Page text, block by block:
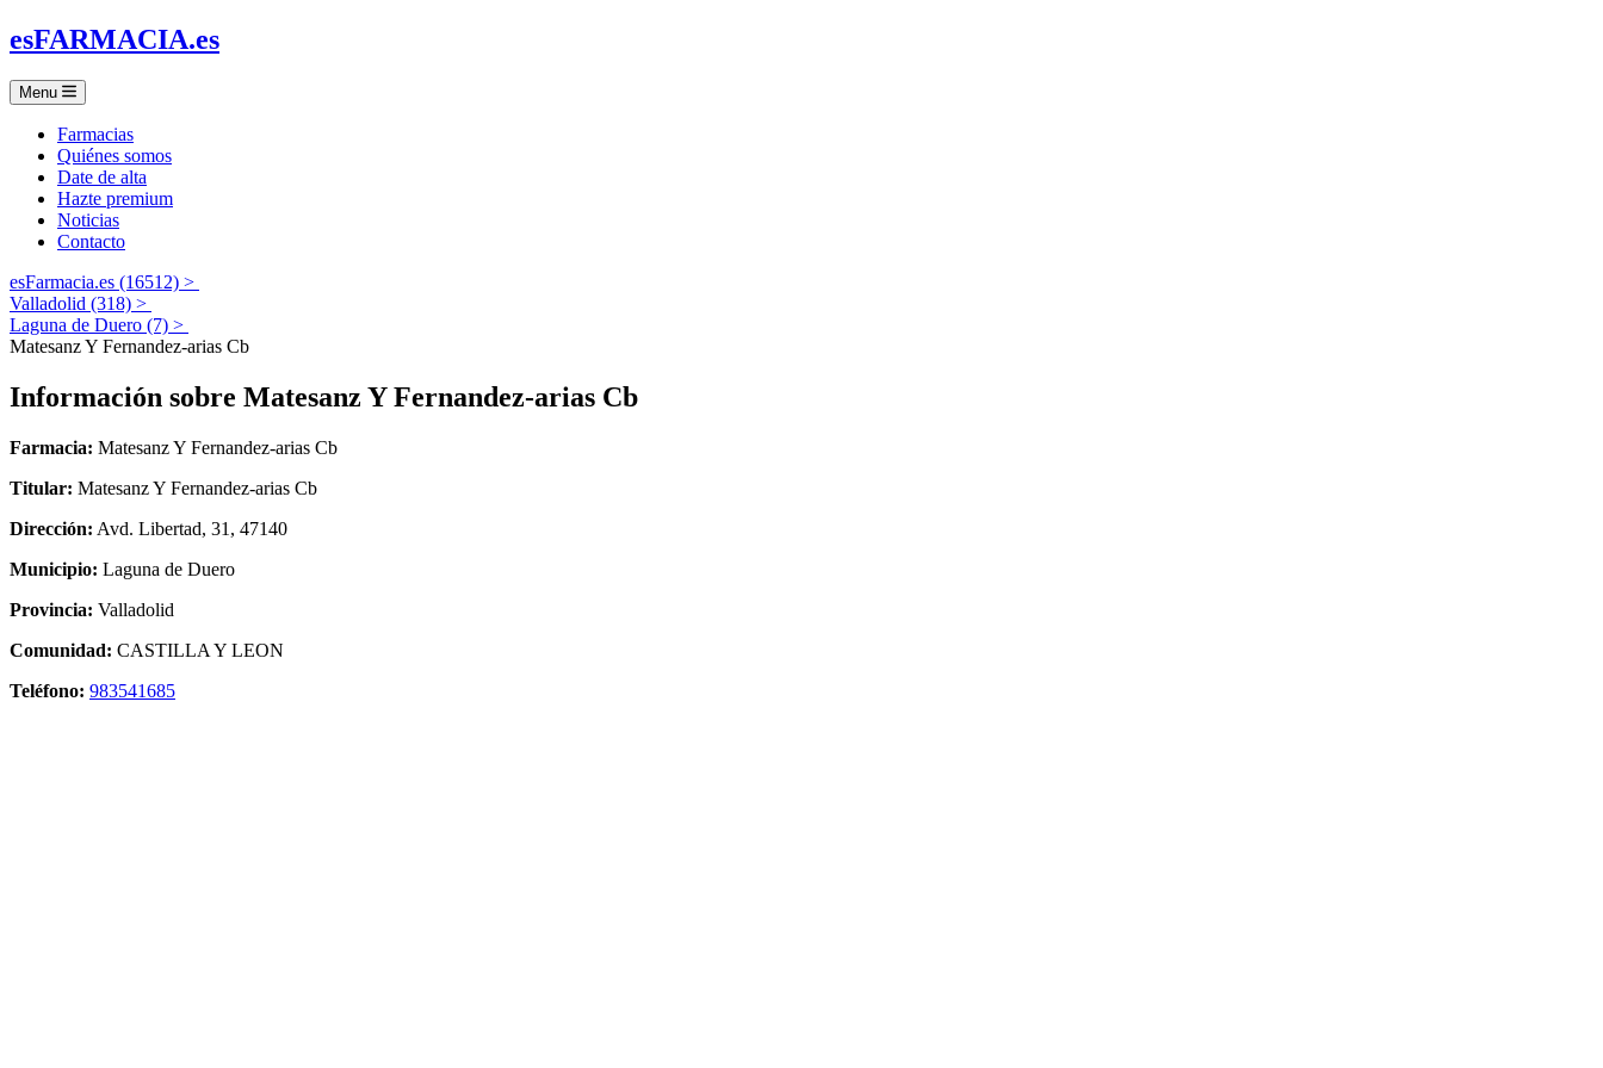
esFARMACIA.es
Menu
Farmacias
Quiénes somos
Date de alta
Hazte premium
Noticias
Contacto
esFarmacia.es (16512) >
Valladolid (318) >
Laguna de Duero (7) >
Matesanz Y Fernandez-arias Cb
Información sobre Matesanz Y Fernandez-arias Cb
Farmacia: Matesanz Y Fernandez-arias Cb
Titular: Matesanz Y Fernandez-arias Cb
Dirección: Avd. Libertad, 31, 47140
Municipio: Laguna de Duero
Provincia: Valladolid
Comunidad: CASTILLA Y LEON
Teléfono: 983541685